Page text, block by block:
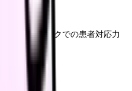
たクリニックでの患者対応力